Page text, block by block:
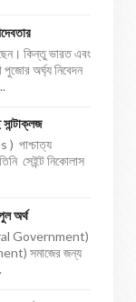
কিন্তু ভারত এবং
পুজোর অর্ঘ্য নিবেদন
) পাশ্চাত্য
সেইন্ট নিকোলাস
অর্থ
Government)
সমাজের জন্য